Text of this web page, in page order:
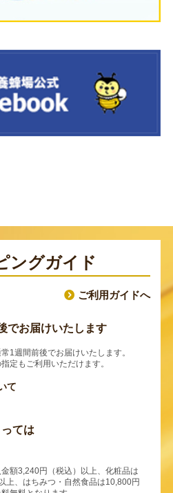
ングガイド
ご利用ガイドへ
でお届けいたします
1週間前後でお届けいたします。
定もご利用いただけます。
て
ては
額3,240円（税込）以上、化粧品は
上、はちみつ・自然食品は10,800円